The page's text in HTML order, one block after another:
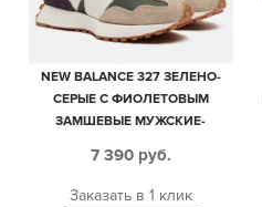
NEW BALANCE 327 ЗЕЛЕНО-
СЕРЫЕ С ФИОЛЕТОВЫМ
ЗАМШЕВЫЕ МУЖСКИЕ-
7 390 руб.
Заказать в 1 клик